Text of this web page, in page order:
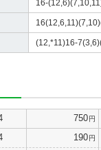
16-
(12,*11)16-
750円
190円